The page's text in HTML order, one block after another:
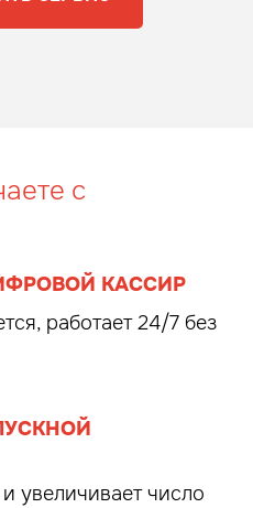
с
КАССИР
работает 24/7 без
увеличивает число